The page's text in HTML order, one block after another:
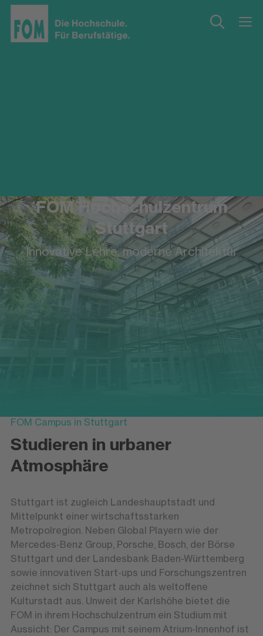
FOM Hochschulzentrum
Stuttgart
Innovative Lehre, moderne Architektur
FOM Campus in Stuttgart
Studieren in urbaner
Atmosphäre
Stuttgart ist zugleich Landeshauptstadt und
Mittelpunkt einer wirtschaftsstarken
Metropolregion. Neben Global Playern wie der
Mercedes-Benz Group, Porsche, Bosch, der Börse
Stuttgart und der Landesbank Baden-Württemberg
sowie innovativen Start-ups und Forschungszentren
zeichnet sich Stuttgart auch als weltoffene
Kulturstadt aus. Unweit der Karlshöhe bietet die
FOM in ihrem Hochschulzentrum ein Studium mit
Aussicht: Der Campus mit seinem Atrium-Innenhof ist